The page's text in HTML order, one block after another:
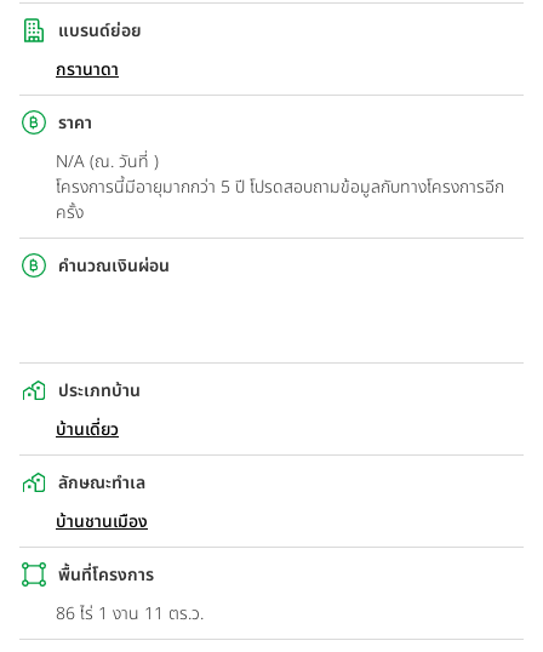
แบรนด์ย่อย
กรานาดา
ราคา
N/A (ณ. วันที่ )
โครงการนี้มีอายุมากกว่า 5 ปี โปรดสอบถามข้อมูลกับทางโครงการอีก
ครั้ง
คำนวณเงินผ่อน
ประเภทบ้าน
บ้านเดี่ยว
ลักษณะทำเล
บ้านชานเมือง
พื้นที่โครงการ
86 ไร่ 1 งาน 11 ตร.ว.